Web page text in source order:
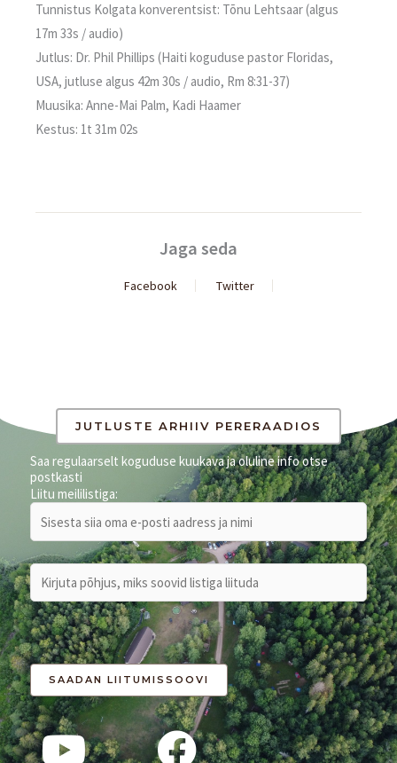
Tunnistus Kolgata konverentsist: Tõnu Lehtsaar (algus
17m 33s / audio)
Jutlus: Dr. Phil Phillips (Haiti koguduse pastor Floridas,
USA, jutluse algus 42m 30s / audio, Rm 8:31-37)
Muusika: Anne-Mai Palm, Kadi Haamer
Kestus: 1t 31m 02s
Jaga seda
Facebook Twitter
JUTLUSTE ARHIIV PERERAADIOS
Saa regulaarselt koguduse kuukava ja oluline info otse
postkasti
Liitu meililistiga: